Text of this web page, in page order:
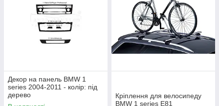
Декор на панель BMW 1
series 2004-2011 - колір: під
дерево
Кріплення для велосипеду
BMW 1 series E81